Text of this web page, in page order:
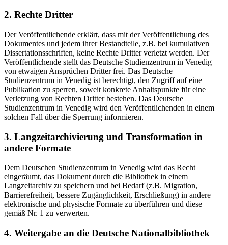
2. Rechte Dritter
Der Veröffentlichende erklärt, dass mit der Veröffentlichung des
Dokumentes und jedem ihrer Bestandteile, z.B. bei kumulativen
Dissertationsschriften, keine Rechte Dritter verletzt werden. Der
Veröffentlichende stellt das Deutsche Studienzentrum in Venedig
von etwaigen Ansprüchen Dritter frei. Das Deutsche
Studienzentrum in Venedig ist berechtigt, den Zugriff auf eine
Publikation zu sperren, soweit konkrete Anhaltspunkte für eine
Verletzung von Rechten Dritter bestehen. Das Deutsche
Studienzentrum in Venedig wird den Veröffentlichenden in einem
solchen Fall über die Sperrung informieren.
3. Langzeitarchivierung und Transformation in
andere Formate
Dem Deutschen Studienzentrum in Venedig wird das Recht
eingeräumt, das Dokument durch die Bibliothek in einem
Langzeitarchiv zu speichern und bei Bedarf (z.B. Migration,
Barrierefreiheit, bessere Zugänglichkeit, Erschließung) in andere
elektronische und physische Formate zu überführen und diese
gemäß Nr. 1 zu verwerten.
4. Weitergabe an die Deutsche Nationalbibliothek